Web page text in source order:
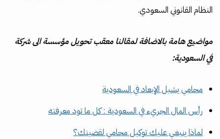
النظام القانوني السعودي.
مواضيع هامة بالاضافة لمقالنا معقب تحويل مؤسسة الى شركة
في السعودية:
محامي يشيل الإبعاد في السعودية
رأس المال الجريء في السعودية : كل ما تود معرفته
لماذا ينبغي عليك توكيل محامي لقضيتك؟